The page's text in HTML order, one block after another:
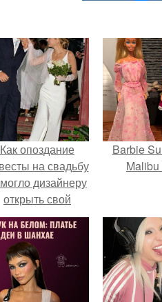
Как опоздание
на свадьбу
дизайнеру
открыть свой
бренд.
Barbie
Malibu